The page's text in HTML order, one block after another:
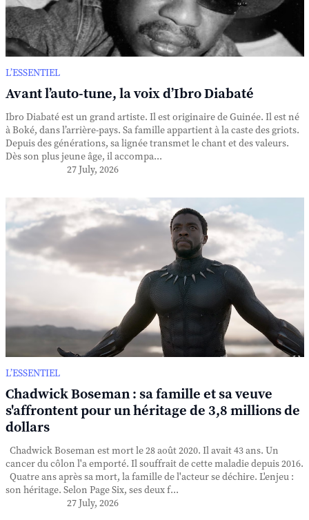
L’ESSENTIEL
Avant l’auto-tune, la voix d’Ibro Diabaté
Ibro Diabaté est un grand artiste. Il est originaire de Guinée. Il est né
à Boké, dans l’arrière-pays. Sa famille appartient à la caste des griots.
Depuis des générations, sa lignée transmet le chant et des valeurs.
Dès son plus jeune âge, il accompa...
27 July, 2026
L’ESSENTIEL
Chadwick Boseman : sa famille et sa veuve
s'affrontent pour un héritage de 3,8 millions de
dollars
Chadwick Boseman est mort le 28 août 2020. Il avait 43 ans. Un
cancer du côlon l'a emporté. Il souffrait de cette maladie depuis 2016.
Quatre ans après sa mort, la famille de l'acteur se déchire. L'enjeu :
son héritage. Selon Page Six, ses deux f...
27 July, 2026